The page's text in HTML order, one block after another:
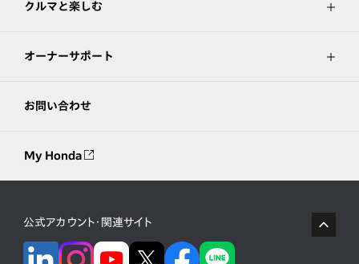
クルマと楽しむ
オーナーサポート
お問い合わせ
My Honda
公式アカウント・関連サイト